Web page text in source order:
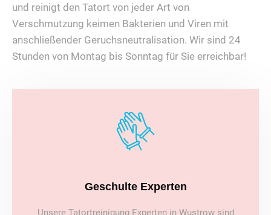
und reinigt den Tatort von jeder Art von
Verschmutzung keimen Bakterien und Viren mit
anschließender Geruchsneutralisation. Wir sind 24
Stunden von Montag bis Sonntag für Sie erreichbar!
Geschulte Experten
Unsere Tatortreinigung Experten in Wustrow sind